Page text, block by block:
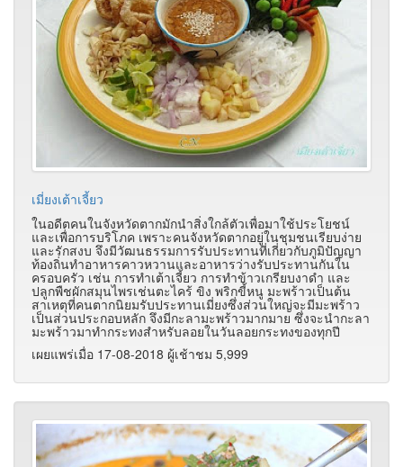
เมี่ยงเต้าเจี้ยว
ในอดีตคนในจังหวัดตากมักนำสิ่งใกล้ตัวเพื่อมาใช้ประโยชน์
และเพื่อการบริโภค เพราะคนจังหวัดตากอยู่ในชุมชนเรียบง่าย
และรักสงบ จึงมีวัฒนธรรมการรับประทานที่เกี่ยวกับภูมิปัญญา
ท้องถิ่นทำอาหารคาวหวานและอาหารว่างรับประทานกันใน
ครอบครัว เช่น การทำเต้าเจี้ยว การทำข้าวเกรียบงาดำ และ
ปลูกพืชผักสมุนไพรเช่นตะไคร้ ขิง พริกขี้หนู มะพร้าวเป็นต้น
สาเหตุที่คนตากนิยมรับประทานเมี่ยงซึ่งส่วนใหญ่จะมีมะพร้าว
เป็นส่วนประกอบหลัก จึงมีกะลามะพร้าวมากมาย ซึ่งจะนำกะลา
มะพร้าวมาทำกระทงสำหรับลอยในวันลอยกระทงของทุกปี
เผยแพร่เมื่อ 17-08-2018 ผู้เช้าชม 5,999